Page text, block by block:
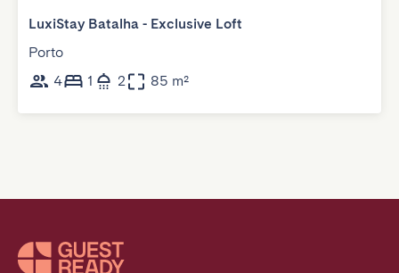
LuxiStay Batalha - Exclusive Loft
Porto
4
1 2 85 m²